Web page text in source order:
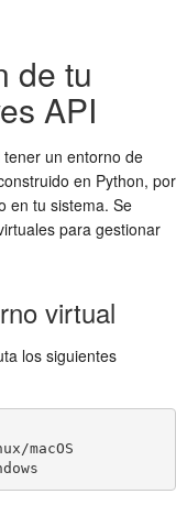
de tu
API
un entorno de
en Python, por
en tu sistema. Se
para gestionar
virtual
los siguientes
macOS